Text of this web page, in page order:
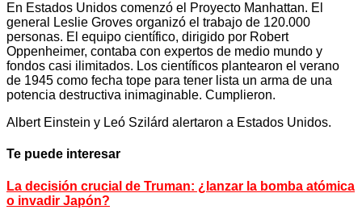
En Estados Unidos comenzó el Proyecto Manhattan. El
general Leslie Groves organizó el trabajo de 120.000
personas. El equipo científico, dirigido por Robert
Oppenheimer, contaba con expertos de medio mundo y
fondos casi ilimitados. Los científicos plantearon el verano
de 1945 como fecha tope para tener lista un arma de una
potencia destructiva inimaginable. Cumplieron.
Albert Einstein y Leó Szilárd alertaron a Estados Unidos.
Te puede interesar
La decisión crucial de Truman: ¿lanzar la bomba atómica
o invadir Japón?